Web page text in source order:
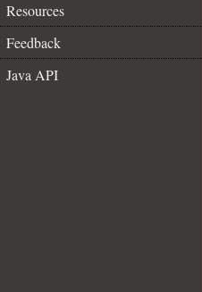
Resources
Feedback
Java API